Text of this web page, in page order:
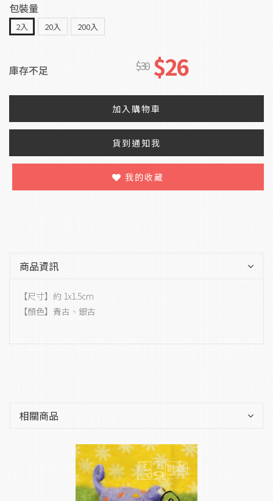
包裝量
2入 20入 200入
庫存不足 $30 $26
加入購物車
貨到通知我
我的收藏
商品資訊
【尺寸】約 1x1.5cm
【顏色】青古、銀古
相關商品